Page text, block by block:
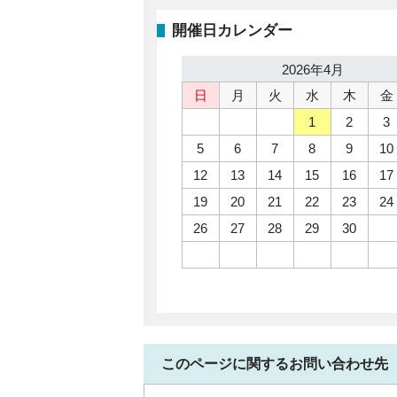
開催日カレンダー
2026年4月
日
月 火 水 木 金
1
2 3
5
6 7 8 9 10
12
13 14 15 16 17
19
20 21 22 23 24
26
27 28 29 30
このページに関するお問い合わせ先